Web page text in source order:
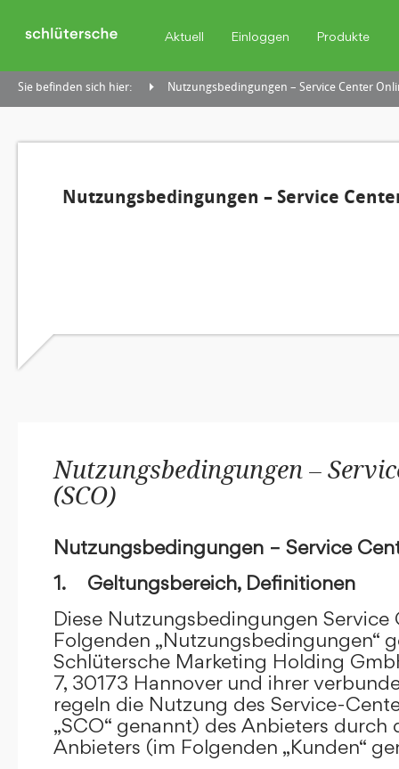
Aktuell Einloggen Produkte
Sie befinden sich hier: Nutzungsbedingungen – Service Center
Nutzungsbedingungen – Service
Nutzungsbedingungen –
(SCO)
Nutzungsbedingungen – Service
1. Geltungsbereich, Definitionen
Diese Nutzungsbedingungen Service
Folgenden „Nutzungsbedingungen“
Schlütersche Marketing Holding
7, 30173 Hannover und ihrer
regeln die Nutzung des Service-
„SCO“ genannt) des Anbieters durch
Anbieters (im Folgenden „Kunden“